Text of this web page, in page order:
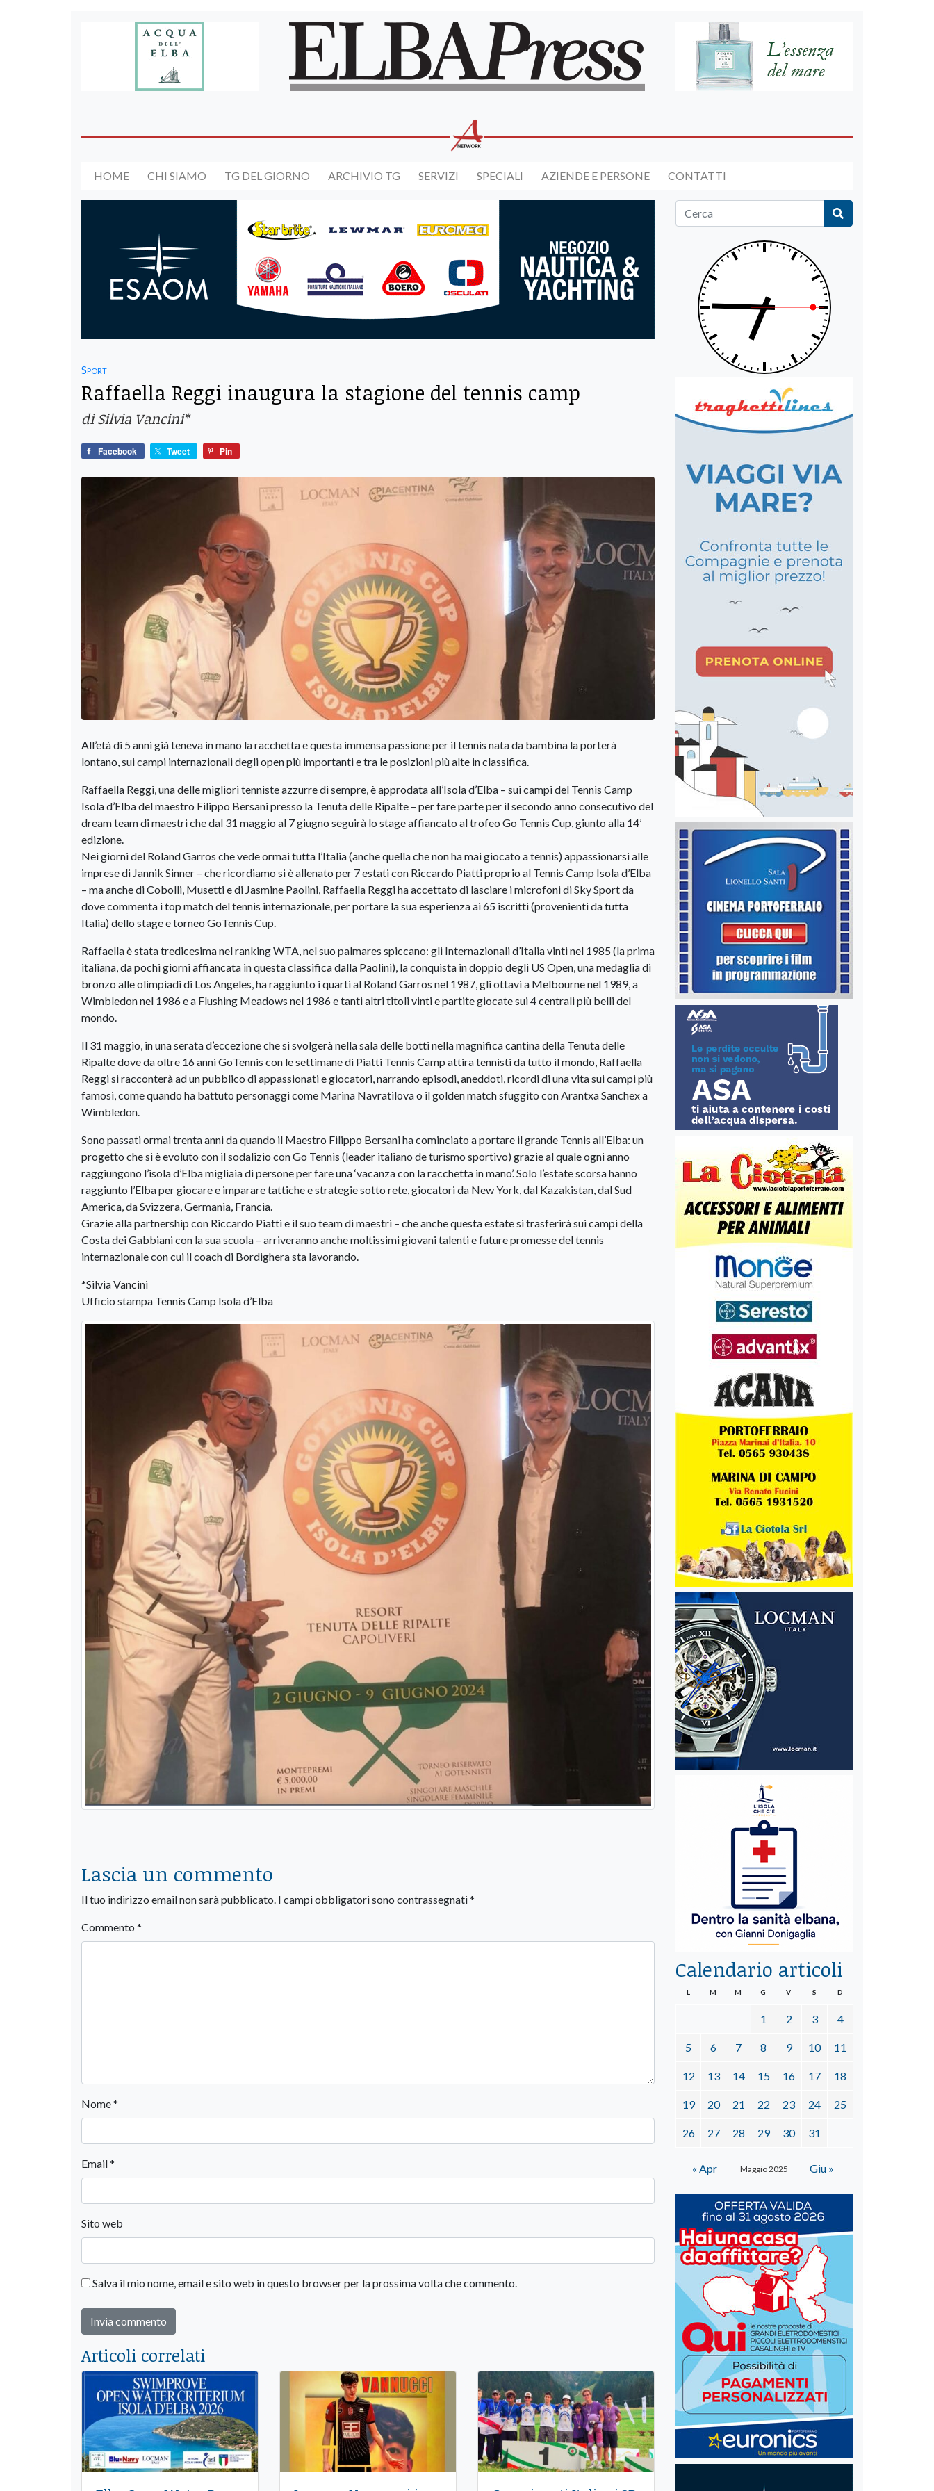
HOME CHI SIAMO TG DEL GIORNO ARCHIVIO TG SERVIZI SPECIALI AZIENDE E PERSONE CONTATTI
Sport
Raffaella Reggi inaugura la stagione del tennis camp
di Silvia Vancini*
Facebook Tweet Pin
All’età di 5 anni già teneva in mano la racchetta e questa immensa passione per il tennis nata da bambina la porterà
lontano, sui campi internazionali degli open più importanti e tra le posizioni più alte in classifica.
Raffaella Reggi, una delle migliori tenniste azzurre di sempre, è approdata all’Isola d’Elba – sui campi del Tennis Camp
Isola d’Elba del maestro Filippo Bersani presso la Tenuta delle Ripalte – per fare parte per il secondo anno consecutivo del
dream team di maestri che dal 31 maggio al 7 giugno seguirà lo stage affiancato al trofeo Go Tennis Cup, giunto alla 14’
edizione.
Nei giorni del Roland Garros che vede ormai tutta l’Italia (anche quella che non ha mai giocato a tennis) appassionarsi alle
imprese di Jannik Sinner – che ricordiamo si è allenato per 7 estati con Riccardo Piatti proprio al Tennis Camp Isola d’Elba
– ma anche di Cobolli, Musetti e di Jasmine Paolini, Raffaella Reggi ha accettato di lasciare i microfoni di Sky Sport da
dove commenta i top match del tennis internazionale, per portare la sua esperienza ai 65 iscritti (provenienti da tutta
Italia) dello stage e torneo GoTennis Cup.
Raffaella è stata tredicesima nel ranking WTA, nel suo palmares spiccano: gli Internazionali d’Italia vinti nel 1985 (la prima
italiana, da pochi giorni affiancata in questa classifica dalla Paolini), la conquista in doppio degli US Open, una medaglia di
bronzo alle olimpiadi di Los Angeles, ha raggiunto i quarti al Roland Garros nel 1987, gli ottavi a Melbourne nel 1989, a
Wimbledon nel 1986 e a Flushing Meadows nel 1986 e tanti altri titoli vinti e partite giocate sui 4 centrali più belli del
mondo.
Il 31 maggio, in una serata d’eccezione che si svolgerà nella sala delle botti nella magnifica cantina della Tenuta delle
Ripalte dove da oltre 16 anni GoTennis con le settimane di Piatti Tennis Camp attira tennisti da tutto il mondo, Raffaella
Reggi si racconterà ad un pubblico di appassionati e giocatori, narrando episodi, aneddoti, ricordi di una vita sui campi più
famosi, come quando ha battuto personaggi come Marina Navratilova o il golden match sfuggito con Arantxa Sanchex a
Wimbledon.
Sono passati ormai trenta anni da quando il Maestro Filippo Bersani ha cominciato a portare il grande Tennis all’Elba: un
progetto che si è evoluto con il sodalizio con Go Tennis (leader italiano de turismo sportivo) grazie al quale ogni anno
raggiungono l’isola d’Elba migliaia di persone per fare una ‘vacanza con la racchetta in mano’. Solo l’estate scorsa hanno
raggiunto l’Elba per giocare e imparare tattiche e strategie sotto rete, giocatori da New York, dal Kazakistan, dal Sud
America, da Svizzera, Germania, Francia.
Grazie alla partnership con Riccardo Piatti e il suo team di maestri – che anche questa estate si trasferirà sui campi della
Costa dei Gabbiani con la sua scuola – arriveranno anche moltissimi giovani talenti e future promesse del tennis
internazionale con cui il coach di Bordighera sta lavorando.
*Silvia Vancini
Ufficio stampa Tennis Camp Isola d’Elba
Lascia un commento
Il tuo indirizzo email non sarà pubblicato. I campi obbligatori sono contrassegnati*
Commento *
Nome*
Email*
Sito web
Salva il mio nome, email e sito web in questo browser per la prossima volta che commento.
Articoli correlati
Calendario articoli
Maggio 2025
L M M G V S D
1 2 3 4
5 6 7 8 9 10 11
12 13 14 15 16 17 18
19 20 21 22 23 24 25
26 27 28 29 30 31
« Apr Giu »